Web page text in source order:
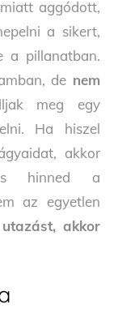
aggódott,
a sikert,
a pillanatban.
de nem
meg egy
Ha hiszel
akkor
hinned a
az egyetlen
akkor